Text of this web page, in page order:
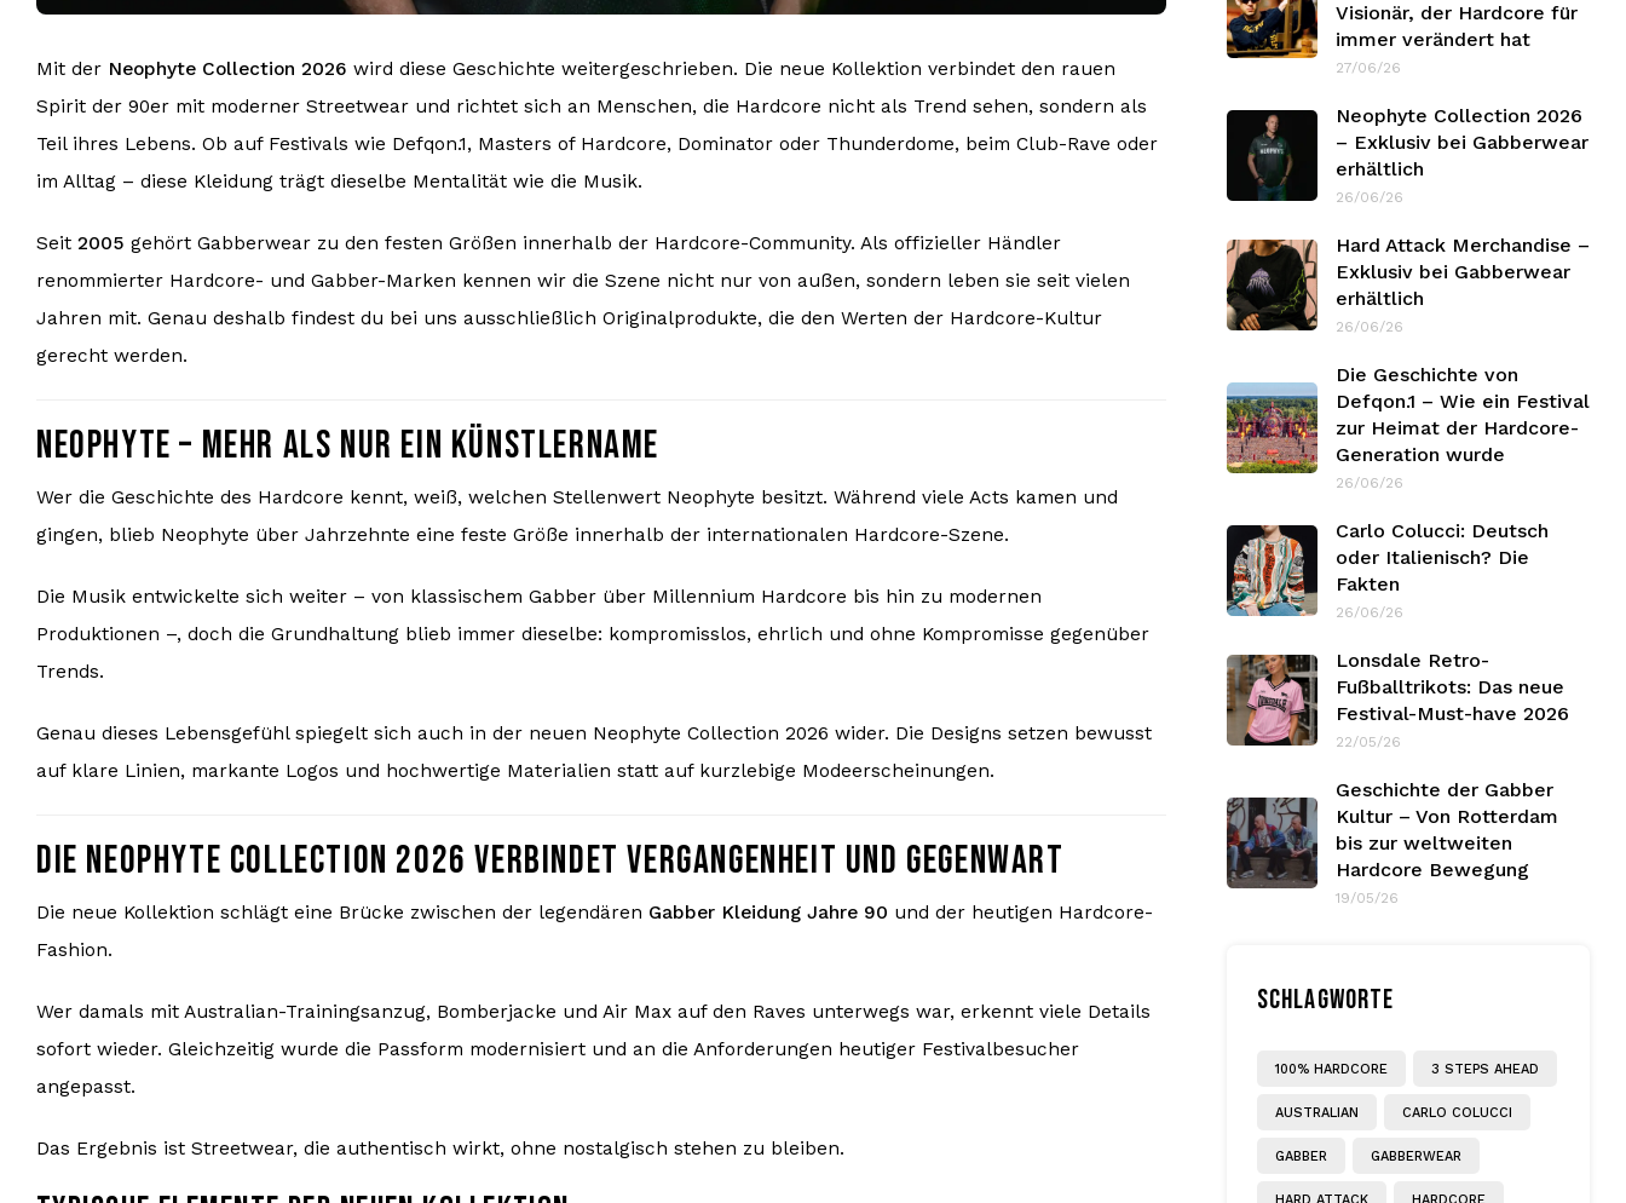
Mit der Neophyte Collection 2026 wird diese Geschichte weitergeschrieben. Die neue Kollektion verbindet den rauen
Spirit der 90er mit moderner Streetwear und richtet sich an Menschen, die Hardcore nicht als Trend sehen, sondern als
Teil ihres Lebens. Ob auf Festivals wie Defqon.1, Masters of Hardcore, Dominator oder Thunderdome, beim Club-Rave oder
im Alltag – diese Kleidung trägt dieselbe Mentalität wie die Musik.
Seit 2005 gehört Gabberwear zu den festen Größen innerhalb der Hardcore-Community. Als offizieller Händler
renommierter Hardcore- und Gabber-Marken kennen wir die Szene nicht nur von außen, sondern leben sie seit vielen
Jahren mit. Genau deshalb findest du bei uns ausschließlich Originalprodukte, die den Werten der Hardcore-Kultur
gerecht werden.
NEOPHYTE – MEHR ALS NUR EIN KÜNSTLERNAME
Wer die Geschichte des Hardcore kennt, weiß, welchen Stellenwert Neophyte besitzt. Während viele Acts kamen und
gingen, blieb Neophyte über Jahrzehnte eine feste Größe innerhalb der internationalen Hardcore-Szene.
Die Musik entwickelte sich weiter – von klassischem Gabber über Millennium Hardcore bis hin zu modernen
Produktionen –, doch die Grundhaltung blieb immer dieselbe: kompromisslos, ehrlich und ohne Kompromisse gegenüber
Trends.
Genau dieses Lebensgefühl spiegelt sich auch in der neuen Neophyte Collection 2026 wider. Die Designs setzen bewusst
auf klare Linien, markante Logos und hochwertige Materialien statt auf kurzlebige Modeerscheinungen.
DIE NEOPHYTE COLLECTION 2026 VERBINDET VERGANGENHEIT UND GEGENWART
Die neue Kollektion schlägt eine Brücke zwischen der legendären Gabber Kleidung Jahre 90 und der heutigen Hardcore-
Fashion.
Wer damals mit Australian-Trainingsanzug, Bomberjacke und Air Max auf den Raves unterwegs war, erkennt viele Details
sofort wieder. Gleichzeitig wurde die Passform modernisiert und an die Anforderungen heutiger Festivalbesucher
angepasst.
Das Ergebnis ist Streetwear, die authentisch wirkt, ohne nostalgisch stehen zu bleiben.
Visionär, der Hardcore für
immer verändert hat
27/06/26
Neophyte Collection 2026
– Exklusiv bei Gabberwear
erhältlich
26/06/26
Hard Attack Merchandise –
Exklusiv bei Gabberwear
erhältlich
26/06/26
Die Geschichte von
Defqon.1 – Wie ein Festival
zur Heimat der Hardcore-
Generation wurde
26/06/26
Carlo Colucci: Deutsch
oder Italienisch? Die
Fakten
26/06/26
Lonsdale Retro-
Fußballtrikots: Das neue
Festival-Must-have 2026
22/05/26
Geschichte der Gabber
Kultur – Von Rotterdam
bis zur weltweiten
Hardcore Bewegung
19/05/26
SCHLAGWORTE
100% HARDCORE 3 STEPS AHEAD
AUSTRALIAN CARLO COLUCCI
GABBER GABBERWEAR
HARD ATTACK HARDCORE